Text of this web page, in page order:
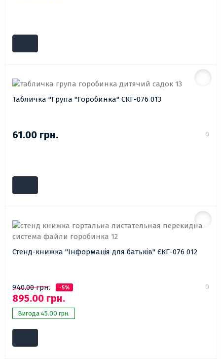
Табличка "Група "Горобинка" ЄКГ-076 013
61.00 грн. 0
Стенд-книжка "Інформація для батьків" ЄКГ-076 012
940.00 грн. -5%
895.00 грн.
Вигода 45.00 грн.
0